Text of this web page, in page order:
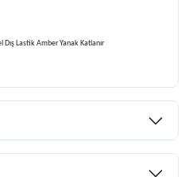
Dış Lastik Amber Yanak Katlanır